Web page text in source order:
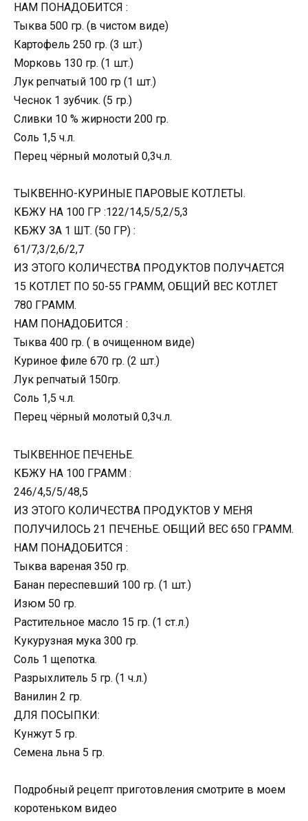
НАМ ПОНАДОБИТСЯ :
Тыква 500 гр. (в чистом виде)
Картофель 250 гр. (3 шт.)
Морковь 130 гр. (1 шт.)
Лук репчатый 100 гр (1 шт.)
Чеснок 1 зубчик. (5 гр.)
Сливки 10 % жирности 200 гр.
Соль 1,5 ч.л.
Перец чёрный молотый 0,3ч.л.
ТЫКВЕННО-КУРИНЫЕ ПАРОВЫЕ КОТЛЕТЫ.
КБЖУ НА 100 ГР :122/14,5/5,2/5,3
КБЖУ ЗА 1 ШТ. (50 ГР) :
61/7,3/2,6/2,7
ИЗ ЭТОГО КОЛИЧЕСТВА ПРОДУКТОВ ПОЛУЧАЕТСЯ
15 КОТЛЕТ ПО 50-55 ГРАММ, ОБЩИЙ ВЕС КОТЛЕТ
780 ГРАММ.
НАМ ПОНАДОБИТСЯ :
Тыква 400 гр. ( в очищенном виде)
Куриное филе 670 гр. (2 шт.)
Лук репчатый 150гр.
Соль 1,5 ч.л.
Перец чёрный молотый 0,3ч.л.
ТЫКВЕННОЕ ПЕЧЕНЬЕ.
КБЖУ НА 100 ГРАММ :
246/4,5/5/48,5
ИЗ ЭТОГО КОЛИЧЕСТВА ПРОДУКТОВ У МЕНЯ
ПОЛУЧИЛОСЬ 21 ПЕЧЕНЬЕ. ОБЩИЙ ВЕС 650 ГРАММ.
НАМ ПОНАДОБИТСЯ :
Тыква вареная 350 гр.
Банан переспевший 100 гр. (1 шт.)
Изюм 50 гр.
Растительное масло 15 гр. (1 ст.л.)
Кукурузная мука 300 гр.
Соль 1 щепотка.
Разрыхлитель 5 гр. (1 ч.л.)
Ванилин 2 гр.
ДЛЯ ПОСЫПКИ:
Кунжут 5 гр.
Семена льна 5 гр.
Подробный рецепт приготовления смотрите в моем
коротеньком видео